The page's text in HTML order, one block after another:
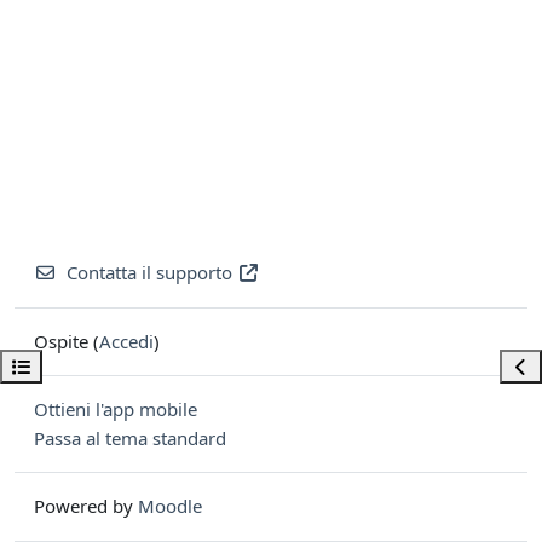
Apri indice del corso
Contatta il supporto
Ospite (Accedi)
Ottieni l'app mobile
Passa al tema standard
Powered by Moodle